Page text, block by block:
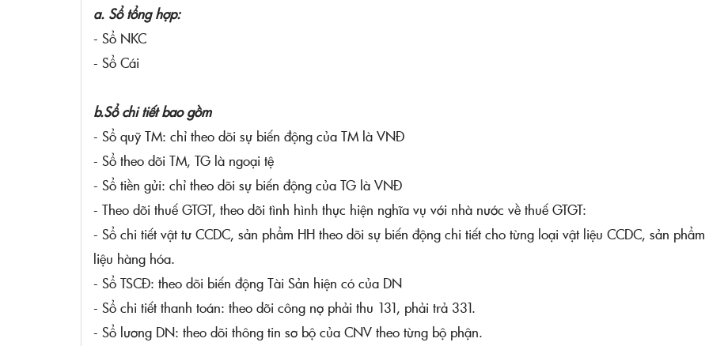
a. Sổ tổng hợp:
- Sổ NKC
- Sổ Cái
b.Sổ chi tiết bao gồm
- Sổ quỹ TM: chỉ theo dõi sự biến động của TM là VNĐ
- Sổ theo dõi TM, TG là ngoại tệ
- Sổ tiền gửi: chỉ theo dõi sự biến động của TG là VNĐ
- Theo dõi thuế GTGT, theo dõi tình hình thực hiện nghĩa vụ với nhà nước về thuế GTGT:
- Sổ chi tiết vật tư CCDC, sản phẩm HH theo dõi sự biến động chi tiết cho từng loại vật liệu CCDC, sản phẩm
liệu hàng hóa.
- Sổ TSCĐ: theo dõi biến động Tài Sản hiện có của DN
- Sổ chi tiết thanh toán: theo dõi công nợ phải thu 131, phải trả 331.
- Sổ lương DN: theo dõi thông tin sơ bộ của CNV theo từng bộ phận.